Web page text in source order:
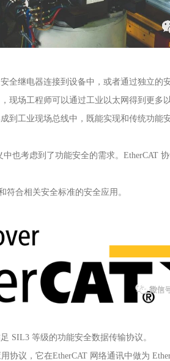
继电器连接到设备中，或者通过独立的
现场工程师可以通过工业以太网得到更多
到工业现场总线中，既能实现和传统功
也考虑到了功能安全的需求。 EtherCAT
符合相关安全标准的安全应用。
SIL3 等级的功能安全数据传输协议。
协议，它在EtherCAT 网络通讯中做为